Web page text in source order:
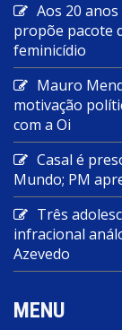
Aos 20
propõe pacote
feminicídio
Mauro
motivação
com a Oi
Casal é
Mundo; PM
Três
infracional
Azevedo
MENU